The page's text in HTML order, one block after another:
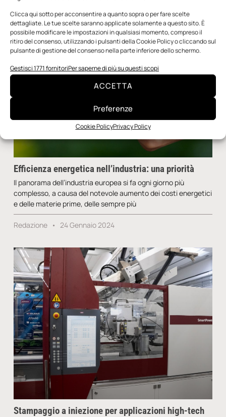
Clicca qui sotto per acconsentire a quanto sopra o per fare scelte
dettagliate. Le tue scelte saranno applicate solamente a questo sito. È
possibile modificare le impostazioni in qualsiasi momento, compreso il
ritiro del consenso, utilizzando i pulsanti della Cookie Policy o cliccando sul
pulsante di gestione del consenso nella parte inferiore dello schermo.
Gestisci 1771 fornitoriPer saperne di più su questi scopi
ACCETTA
Preferenze
Cookie PolicyPrivacy Policy
Efficienza energetica nell’industria: una priorità
Il panorama dell’industria europea si fa ogni giorno più
complesso, a causa del notevole aumento dei costi energetici
e delle materie prime, delle sempre più
Redazione 24 Gennaio 2024
Stampaggio a iniezione per applicazioni high-tech